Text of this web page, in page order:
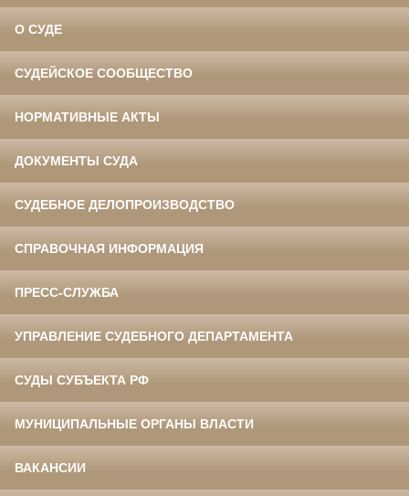
О СУДЕ
СУДЕЙСКОЕ СООБЩЕСТВО
НОРМАТИВНЫЕ АКТЫ
ДОКУМЕНТЫ СУДА
СУДЕБНОЕ ДЕЛОПРОИЗВОДСТВО
СПРАВОЧНАЯ ИНФОРМАЦИЯ
ПРЕСС-СЛУЖБА
УПРАВЛЕНИЕ СУДЕБНОГО ДЕПАРТАМЕНТА
СУДЫ СУБЪЕКТА РФ
МУНИЦИПАЛЬНЫЕ ОРГАНЫ ВЛАСТИ
ВАКАНСИИ